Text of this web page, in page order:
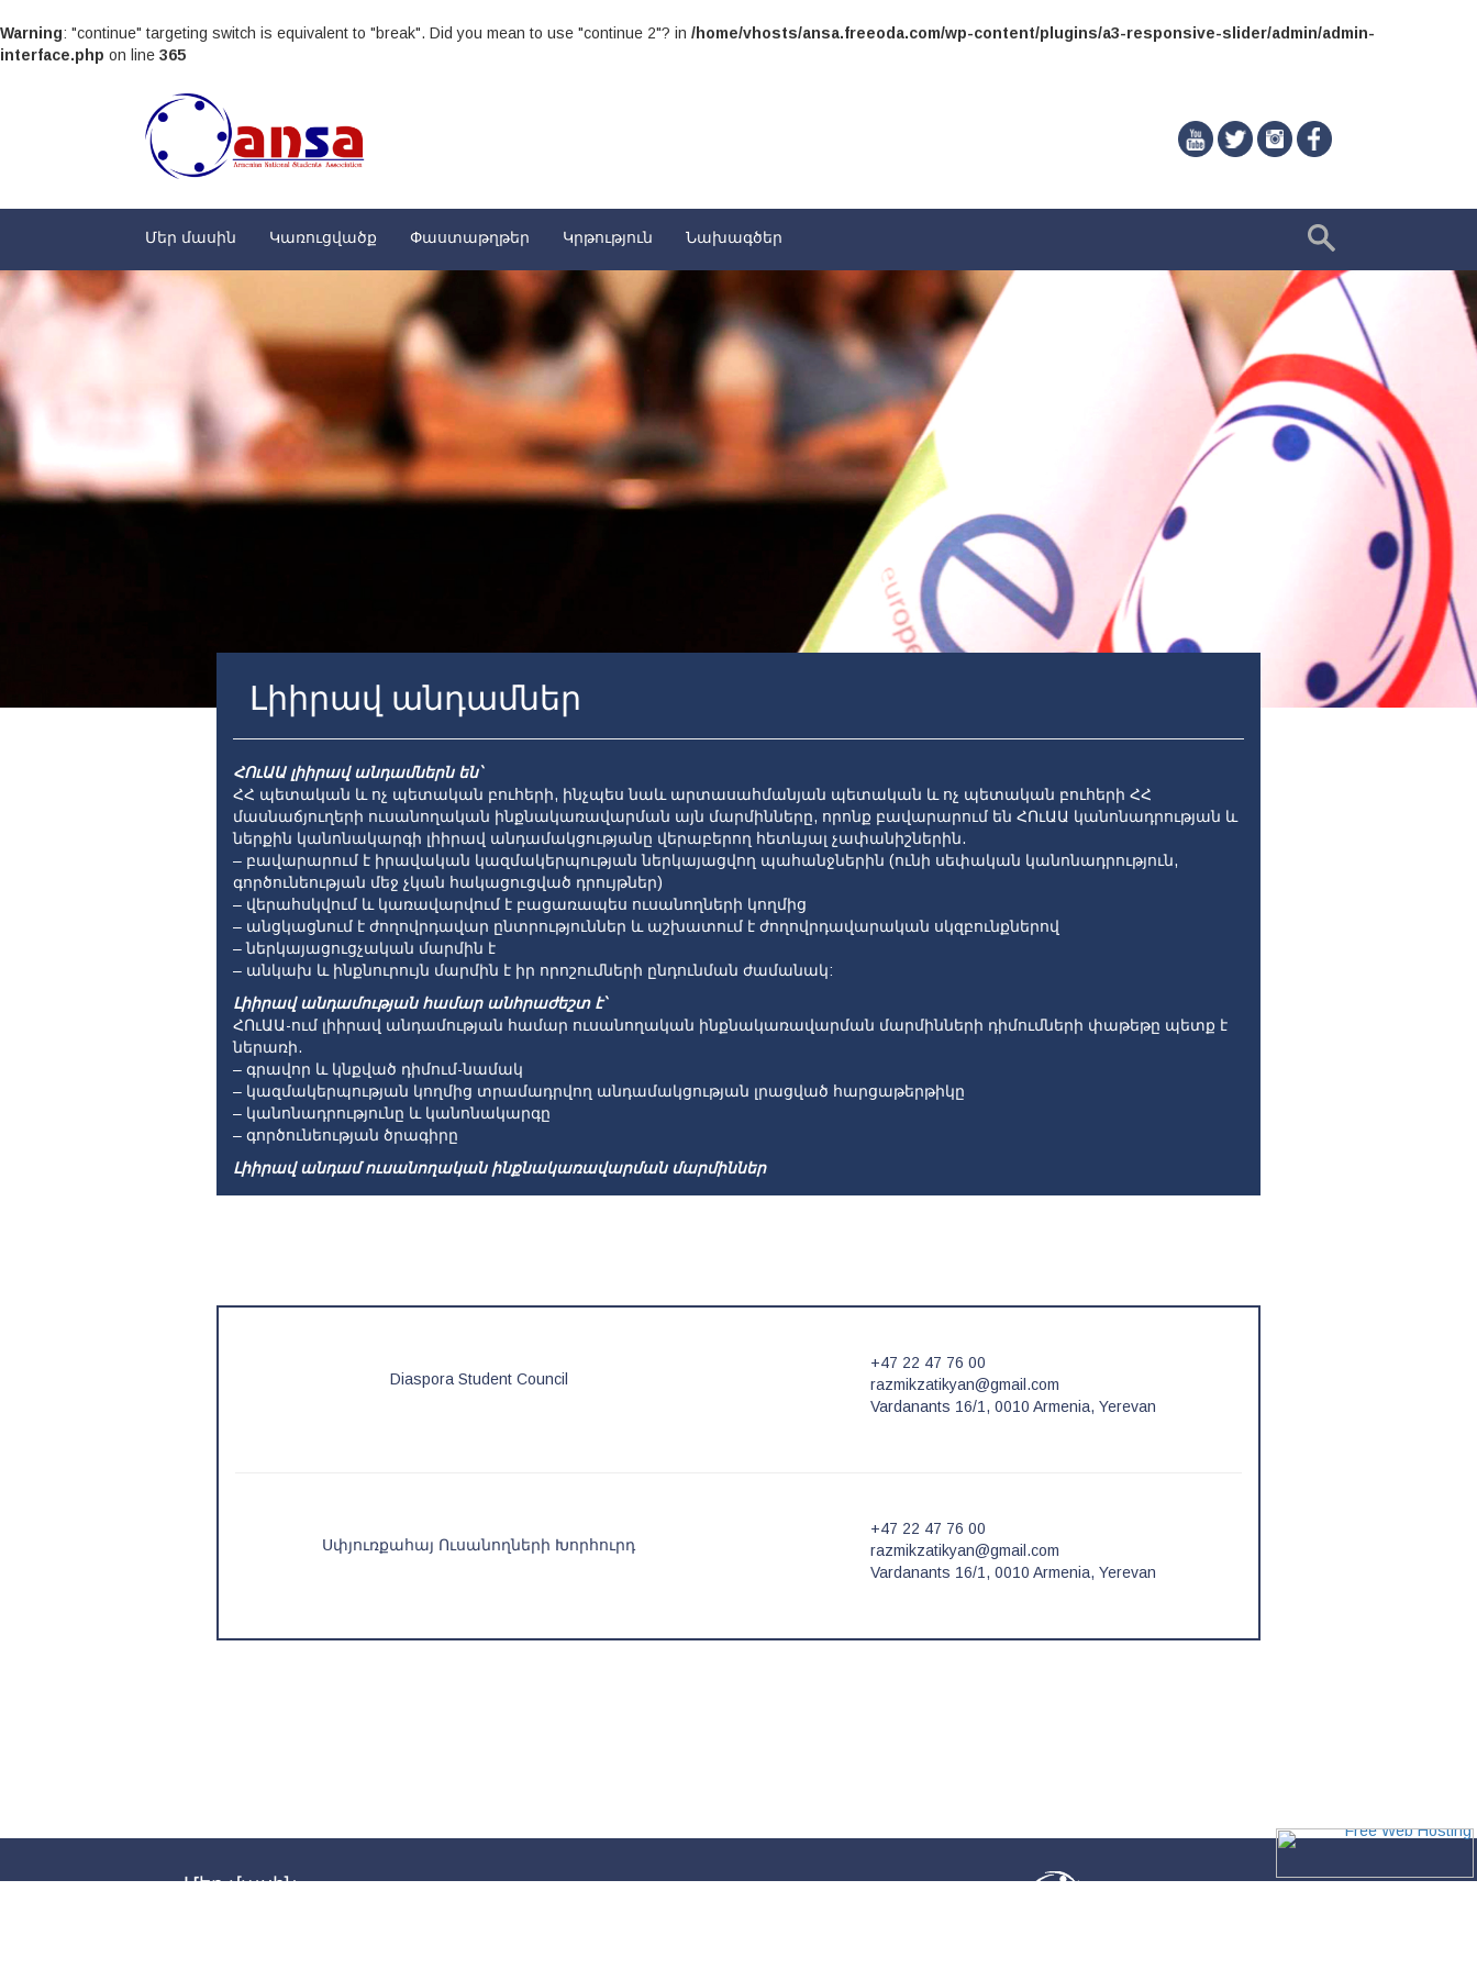
Warning: "continue" targeting switch is equivalent to "break". Did you mean to use "continue 2"? in /home/vhosts/ansa.freeoda.com/wp-content/plugins/a3-responsive-slider/admin/admin-
interface.php on line 365
Մեր մասին Կառուցվածք Փաստաթղթեր Կրթություն Նախագծեր
Լիիրավ անդամներ
ՀՈւԱԱ լիիրավ անդամներն են՝
ՀՀ պետական և ոչ պետական բուհերի, ինչպես նաև արտասահմանյան պետական և ոչ պետական բուհերի ՀՀ
մասնաճյուղերի ուսանողական ինքնակառավարման այն մարմինները, որոնք բավարարում են ՀՈւԱԱ կանոնադրության և
ներքին կանոնակարգի լիիրավ անդամակցությանը վերաբերող հետևյալ չափանիշներին.
– բավարարում է իրավական կազմակերպության ներկայացվող պահանջներին (ունի սեփական կանոնադրություն,
գործունեության մեջ չկան հակացուցված դրույթներ)
– վերահսկվում և կառավարվում է բացառապես ուսանողների կողմից
– անցկացնում է ժողովրդավար ընտրություններ և աշխատում է ժողովրդավարական սկզբունքներով
– ներկայացուցչական մարմին է
– անկախ և ինքնուրույն մարմին է իր որոշումների ընդունման ժամանակ:
Լիիրավ անդամության համար անհրաժեշտ է՝
ՀՈւԱԱ-ում լիիրավ անդամության համար ուսանողական ինքնակառավարման մարմինների դիմումների փաթեթը պետք է
ներառի.
– գրավոր և կնքված դիմում-նամակ
– կազմակերպության կողմից տրամադրվող անդամակցության լրացված հարցաթերթիկը
– կանոնադրությունը և կանոնակարգը
– գործունեության ծրագիրը
Լիիրավ անդամ ուսանողական ինքնակառավարման մարմիններ
Diaspora Student Council
+47 22 47 76 00
razmikzatikyan@gmail.com
Vardanants 16/1, 0010 Armenia, Yerevan
Սփյուռքահայ Ուսանողների Խորհուրդ
+47 22 47 76 00
razmikzatikyan@gmail.com
Vardanants 16/1, 0010 Armenia, Yerevan
Մեր մասին